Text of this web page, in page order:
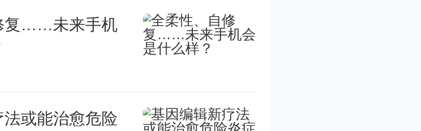
学名气大，能够到大学工作是许
，很多人坚信，随着时间的推
会提高，说不定会进入体制内。
复……未来手机
或能治愈危险